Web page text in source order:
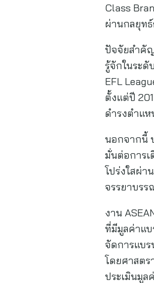
Class
ผ่านกลยุท
ปัจจัยสำคัญ
รู้จักในระ
EFL
ตั้งแต่ปี
ดำรงตำแ
นอกจากนี้
มั่นต่อการ
โปร่งใสผ่า
จรรยาบร
งาน
ที่มีมูลค่าแ
จัดการแบ
โดยศาสตร
ประเมินมูล